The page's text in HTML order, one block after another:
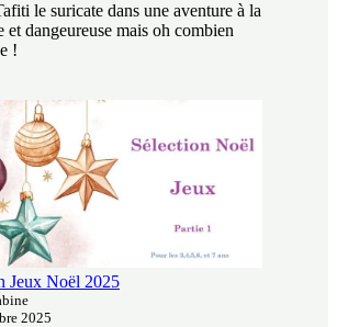
le suricate dans une aventure à la
et dangeureuse mais oh combien
!
Jeux Noël 2025
2025